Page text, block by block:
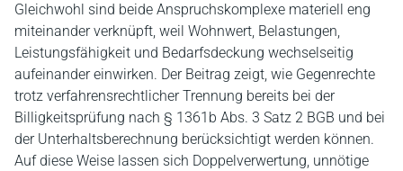
Gleichwohl sind beide Anspruchskomplexe materiell eng
miteinander verknüpft, weil Wohnwert, Belastungen,
Leistungsfähigkeit und Bedarfsdeckung wechselseitig
aufeinander einwirken. Der Beitrag zeigt, wie Gegenrechte
trotz verfahrensrechtlicher Trennung bereits bei der
Billigkeitsprüfung nach § 1361b Abs. 3 Satz 2 BGB und bei
der Unterhaltsberechnung berücksichtigt werden können.
Auf diese Weise lassen sich Doppelverwertung, unnötige